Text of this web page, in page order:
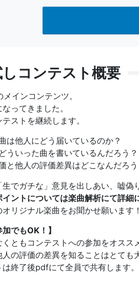
コンテスト概要
インコンテンツ。
ってきました。
ストを継続します。
は他人にどう届いているのか？
ういった曲を書いているんだろう？
と他人の評価差異はどこなんだろう
でガチな」意見を出しあい、嘘偽
ントについては楽曲解析にて詳細
リジナル楽曲をお聞かせ願います！
でもOK！】
ともコンテストへの参加をオスス
人の評価の差異を知ることはとて
終了後pdfにて全員で共有します。